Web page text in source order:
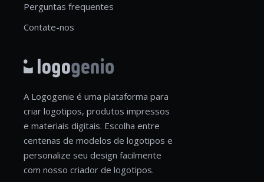
Perguntas frequentes
Contate-nos
A Logogenie é uma plataforma para
criar logotipos, produtos impressos
e materiais digitais. Escolha entre
centenas de modelos de logotipos e
personalize seu design facilmente
com nosso criador de logotipos.